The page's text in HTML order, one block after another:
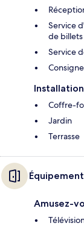
Service
de billets
Service
Coffre-
Jardin
Terrasse
Amusez-